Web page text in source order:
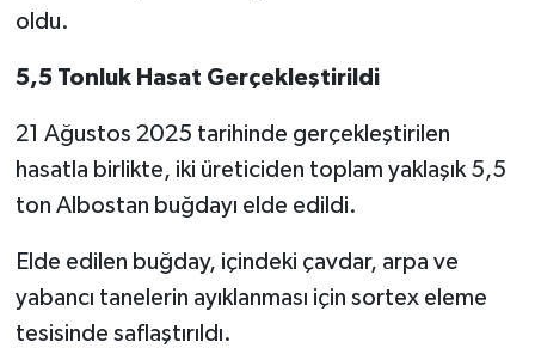
oldu.
5,5 Tonluk Hasat Gerçekleştirildi
21 Ağustos 2025 tarihinde gerçekleştirilen
hasatla birlikte, iki üreticiden toplam yaklaşık 5,5
ton Albostan buğdayı elde edildi.
Elde edilen buğday, içindeki çavdar, arpa ve
yabancı tanelerin ayıklanması için sortex eleme
tesisinde saflaştırıldı.